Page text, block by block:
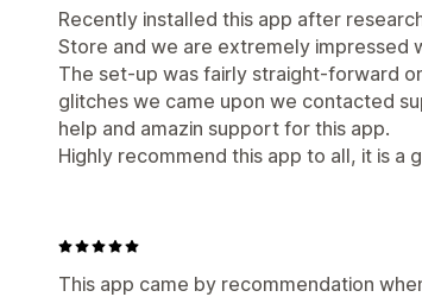
Recently installed this app after
Store and we are extremely impressed
The set-up was fairly straight-forward
glitches we came upon we contacted
help and amazin support for this app.
Highly recommend this app to all, it is a
This app came by recommendation